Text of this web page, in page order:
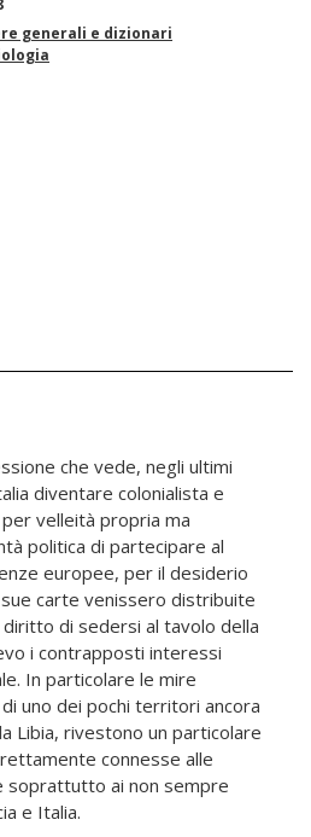
generali e dizionari
che vede, negli ultimi
diventare colonialista e
velleità propria ma
politica di partecipare al
europee, per il desiderio
carte venissero distribuite
di sedersi al tavolo della
i contrapposti interessi
In particolare le mire
uno dei pochi territori ancora
Libia, rivestono un particolare
connesse alle
soprattutto ai non sempre
e Italia.